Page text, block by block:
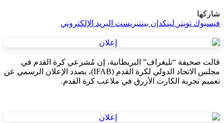
شاركها
فيسبوك تويتر لينكدإن بينتيريست البريد الإلكتروني
قالت صحيفة “تليغراف” البريطانية، إن مُشرعي كرة القدم في
مجلس الاتحاد الدولي لكرة القدم (IFAB)، بصدد الإعلان الرسمي عن
تعميم تجربة الكارت الأزرق في ملاعب كرة القدم.⁣